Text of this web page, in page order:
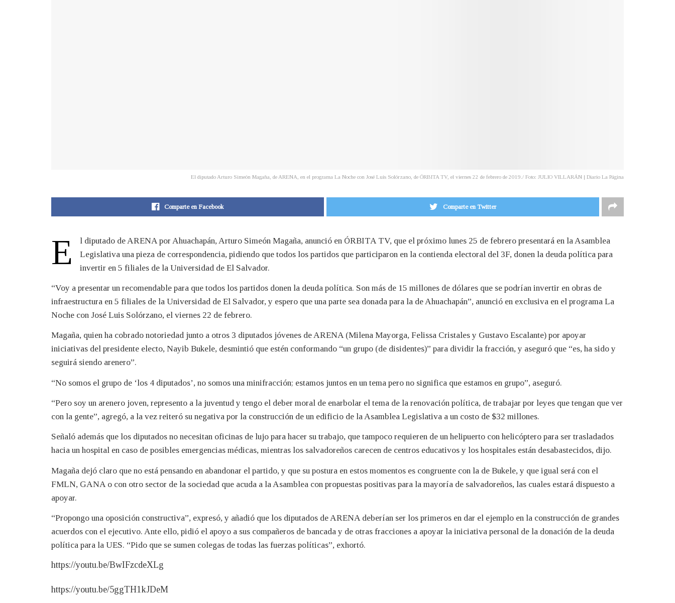
El diputado Arturo Simeón Magaña, de ARENA, en el programa La Noche con José Luis Solórzano, de ÓRBITA TV, el viernes 22 de febrero de 2019./ Foto: JULIO VILLARÁN | Diario La Página
Comparte en Facebook Comparte en Twitter
E
l diputado de ARENA por Ahuachapán, Arturo Simeón Magaña, anunció en ÓRBITA TV, que el próximo lunes 25 de febrero presentará en la Asamblea
Legislativa una pieza de correspondencia, pidiendo que todos los partidos que participaron en la contienda electoral del 3F, donen la deuda política para
invertir en 5 filiales de la Universidad de El Salvador.
“Voy a presentar un recomendable para que todos los partidos donen la deuda política. Son más de 15 millones de dólares que se podrían invertir en obras de
infraestructura en 5 filiales de la Universidad de El Salvador, y espero que una parte sea donada para la de Ahuachapán”, anunció en exclusiva en el programa La
Noche con José Luis Solórzano, el viernes 22 de febrero.
Magaña, quien ha cobrado notoriedad junto a otros 3 diputados jóvenes de ARENA (Milena Mayorga, Felissa Cristales y Gustavo Escalante) por apoyar
iniciativas del presidente electo, Nayib Bukele, desmintió que estén conformando “un grupo (de disidentes)” para dividir la fracción, y aseguró que “es, ha sido y
seguirá siendo arenero”.
“No somos el grupo de ‘los 4 diputados’, no somos una minifracción; estamos juntos en un tema pero no significa que estamos en grupo”, aseguró.
“Pero soy un arenero joven, represento a la juventud y tengo el deber moral de enarbolar el tema de la renovación política, de trabajar por leyes que tengan que ver
con la gente”, agregó, a la vez reiteró su negativa por la construcción de un edificio de la Asamblea Legislativa a un costo de $32 millones.
Señaló además que los diputados no necesitan oficinas de lujo para hacer su trabajo, que tampoco requieren de un helipuerto con helicóptero para ser trasladados
hacia un hospital en caso de posibles emergencias médicas, mientras los salvadoreños carecen de centros educativos y los hospitales están desabastecidos, dijo.
Magaña dejó claro que no está pensando en abandonar el partido, y que su postura en estos momentos es congruente con la de Bukele, y que igual será con el
FMLN, GANA o con otro sector de la sociedad que acuda a la Asamblea con propuestas positivas para la mayoría de salvadoreños, las cuales estará dispuesto a
apoyar.
“Propongo una oposición constructiva”, expresó, y añadió que los diputados de ARENA deberían ser los primeros en dar el ejemplo en la construcción de grandes
acuerdos con el ejecutivo. Ante ello, pidió el apoyo a sus compañeros de bancada y de otras fracciones a apoyar la iniciativa personal de la donación de la deuda
política para la UES. “Pido que se sumen colegas de todas las fuerzas políticas”, exhortó.
https://youtu.be/BwIFzcdeXLg
https://youtu.be/5ggTH1kJDeM